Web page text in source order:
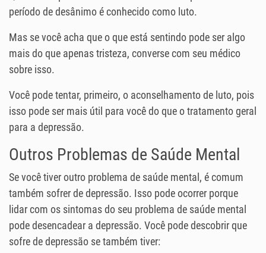
período de desânimo é conhecido como luto.
Mas se você acha que o que está sentindo pode ser algo
mais do que apenas tristeza, converse com seu médico
sobre isso.
Você pode tentar, primeiro, o aconselhamento de luto, pois
isso pode ser mais útil para você do que o tratamento geral
para a depressão.
Outros Problemas de Saúde Mental
Se você tiver outro problema de saúde mental, é comum
também sofrer de depressão. Isso pode ocorrer porque
lidar com os sintomas do seu problema de saúde mental
pode desencadear a depressão. Você pode descobrir que
sofre de depressão se também tiver: